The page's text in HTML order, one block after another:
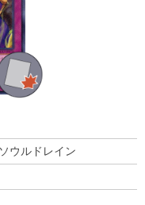
ウルドレイン